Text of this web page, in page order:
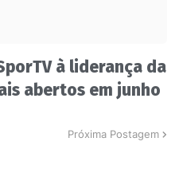
à liderança da
abertos em junho
Próxima Postagem